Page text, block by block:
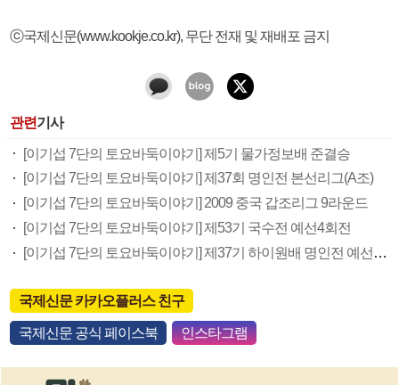
ⓒ국제신문(www.kookje.co.kr), 무단 전재 및 재배포 금지
관련기사
[이기섭 7단의 토요바둑이야기] 제5기 물가정보배 준결승
[이기섭 7단의 토요바둑이야기] 제37회 명인전 본선리그(A조)
[이기섭 7단의 토요바둑이야기] 2009 중국 갑조리그 9라운드
[이기섭 7단의 토요바둑이야기] 제53기 국수전 예선4회전
[이기섭 7단의 토요바둑이야기] 제37기 하이원배 명인전 예선 4회전
국제신문 카카오플러스 친구
국제신문 공식 페이스북 인스타그램